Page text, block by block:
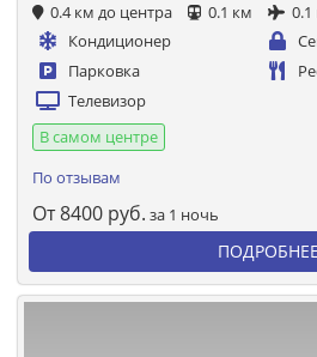
0.4 км до центра 0.1 км
0.1
Кондиционер
Парковка
Телевизор
В самом центре
По отзывам
От8400 руб. за 1 ночь
ПОДРОБНЕЕ